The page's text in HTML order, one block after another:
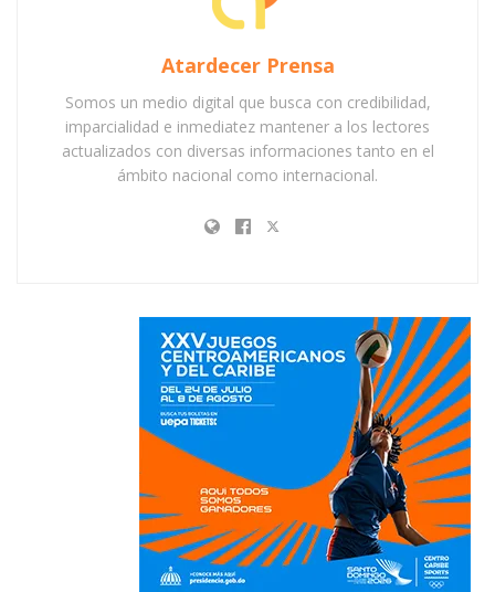
Atardecer Prensa
Somos un medio digital que busca con credibilidad,
imparcialidad e inmediatez mantener a los lectores
actualizados con diversas informaciones tanto en el
ámbito nacional como internacional.